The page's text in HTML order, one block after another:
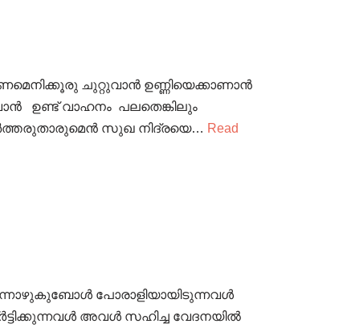
ചുറ്റുവാൻ ഉണ്ണിയെക്കാണാൻ
ഉണ്ട് വാഹനം പലതെങ്കിലും
സുഖ നിദ്രയെ… Read
പോരാളിയായിടുന്നവൾ
അവൾ സഹിച്ച വേദനയിൽ